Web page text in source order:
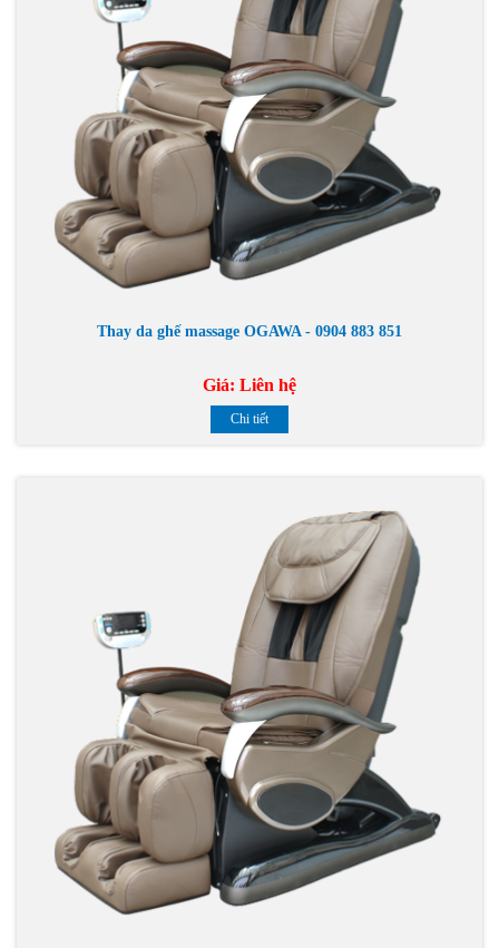
Thay da ghế massage OGAWA - 0904 883 851
Giá: Liên hệ
Chi tiết